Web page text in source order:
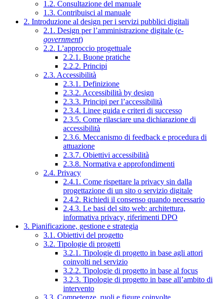
1.2. Consultazione del manuale
1.3. Contribuisci al manuale
2. Introduzione al design per i servizi pubblici digitali
2.1. Design per l’amministrazione digitale (e-
government)
2.2. L’approccio progettuale
2.2.1. Buone pratiche
2.2.2. Principi
2.3. Accessibilità
2.3.1. Definizione
2.3.2. Accessibilità by design
2.3.3. Principi per l’accessibilità
2.3.4. Linee guida e criteri di successo
2.3.5. Come rilasciare una dichiarazione di
accessibilità
2.3.6. Meccanismo di feedback e procedura di
attuazione
2.3.7. Obiettivi accessibilità
2.3.8. Normativa e approfondimenti
2.4. Privacy
2.4.1. Come rispettare la privacy sin dalla
progettazione di un sito o servizio digitale
2.4.2. Richiedi il consenso quando necessario
2.4.3. Le basi del sito web: architettura,
informativa privacy, riferimenti DPO
3. Pianificazione, gestione e strategia
3.1. Obiettivi del progetto
3.2. Tipologie di progetti
3.2.1. Tipologie di progetto in base agli attori
coinvolti nel servizio
3.2.2. Tipologie di progetto in base al focus
3.2.3. Tipologie di progetto in base all’ambito di
intervento
3.3. Competenze, ruoli e figure coinvolte